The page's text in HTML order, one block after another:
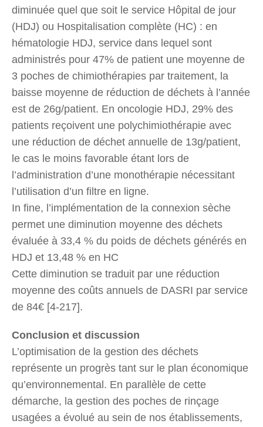
diminuée quel que soit le service Hôpital de jour
(HDJ) ou Hospitalisation complète (HC) : en
hématologie HDJ, service dans lequel sont
administrés pour 47% de patient une moyenne de
3 poches de chimiothérapies par traitement, la
baisse moyenne de réduction de déchets à l’année
est de 26g/patient. En oncologie HDJ, 29% des
patients reçoivent une polychimiothérapie avec
une réduction de déchet annuelle de 13g/patient,
le cas le moins favorable étant lors de
l’administration d’une monothérapie nécessitant
l’utilisation d’un filtre en ligne.
In fine, l’implémentation de la connexion sèche
permet une diminution moyenne des déchets
évaluée à 33,4 % du poids de déchets générés en
HDJ et 13,48 % en HC
Cette diminution se traduit par une réduction
moyenne des coûts annuels de DASRI par service
de 84€ [4-217].
Conclusion et discussion
L’optimisation de la gestion des déchets
représente un progrès tant sur le plan économique
qu’environnemental. En parallèle de cette
démarche, la gestion des poches de rinçage
usagées a évolué au sein de nos établissements,